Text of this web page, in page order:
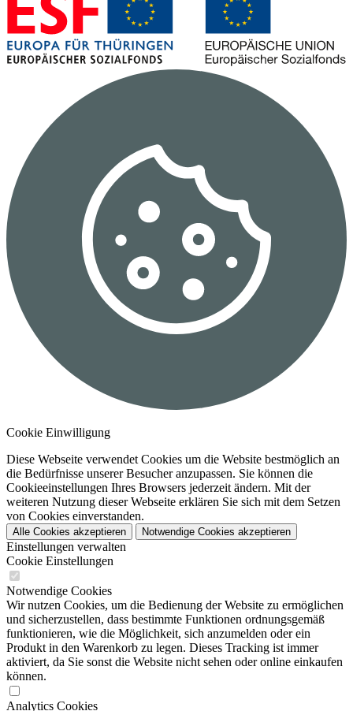
Cookie Einwilligung
Diese Webseite verwendet Cookies um die Website bestmöglich an
die Bedürfnisse unserer Besucher anzupassen. Sie können die
Cookieeinstellungen Ihres Browsers jederzeit ändern. Mit der
weiteren Nutzung dieser Webseite erklären Sie sich mit dem Setzen
von Cookies einverstanden.
Alle Cookies akzeptieren Notwendige Cookies akzeptieren
Einstellungen verwalten
Cookie Einstellungen
Notwendige Cookies
Wir nutzen Cookies, um die Bedienung der Website zu ermöglichen
und sicherzustellen, dass bestimmte Funktionen ordnungsgemäß
funktionieren, wie die Möglichkeit, sich anzumelden oder ein
Produkt in den Warenkorb zu legen. Dieses Tracking ist immer
aktiviert, da Sie sonst die Website nicht sehen oder online einkaufen
können.
Analytics Cookies